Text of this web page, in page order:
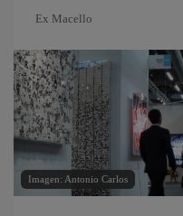
Ex Macello
Imagen: Antonio Carlos